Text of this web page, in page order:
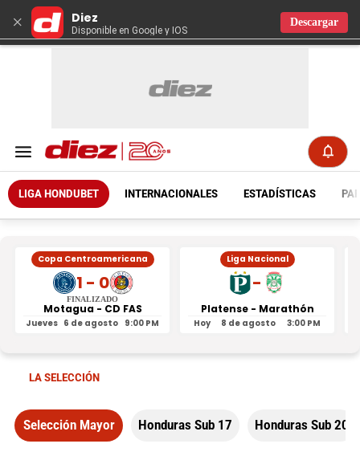
× Diez
Disponible en Google y IOS
Descargar
LIGA HONDUBET INTERNACIONALES ESTADÍSTICAS
Copa Centroamericana
1 - 0
FINALIZADO
Motagua - CD FAS
Jueves 6 de agosto 9:00 PM
Liga Nacional
-
Platense - Marathón
Hoy 8 de agosto 3:00 PM
LA SELECCIÓN
Selección Mayor Honduras Sub 17 Honduras Sub 20